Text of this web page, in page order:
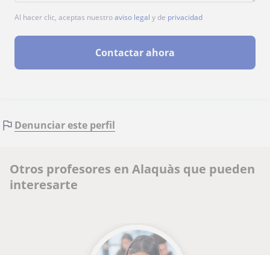
Al hacer clic, aceptas nuestroaviso legal y de privacidad
Contactar ahora
Denunciar este perfil
Otros profesores en Alaquàs que pueden
interesarte